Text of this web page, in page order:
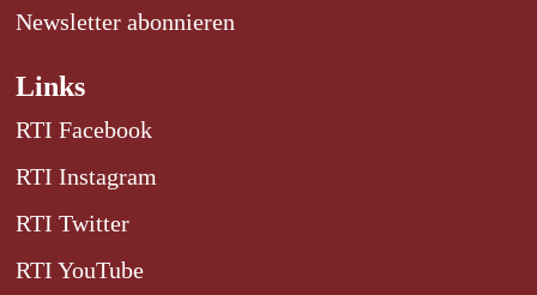
Newsletter abonnieren
Links
RTI Facebook
RTI Instagram
RTI Twitter
RTI YouTube